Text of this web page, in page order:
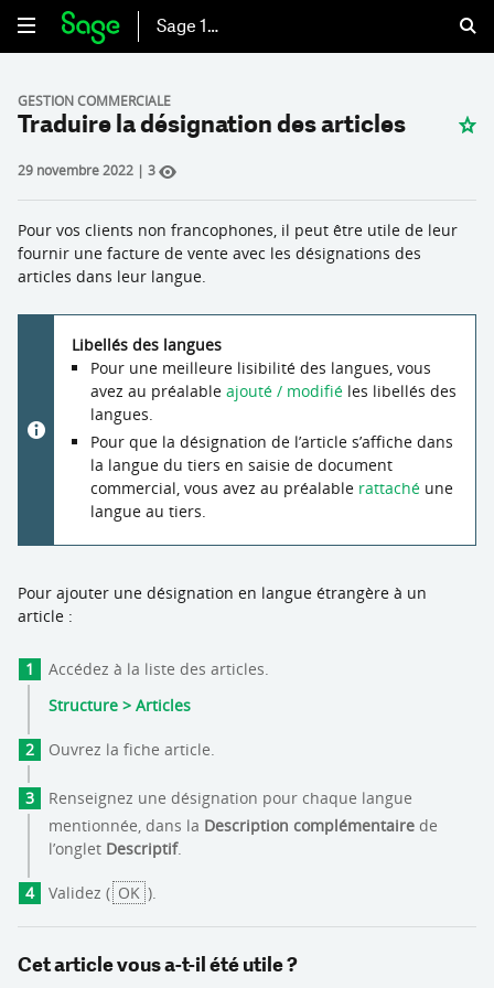
Sage 100
GESTION COMMERCIALE
Traduire la désignation des articles
29 novembre 2022 | 3
Pour vos clients non francophones, il peut être utile de leur
fournir une facture de vente avec les désignations des
articles dans leur langue.
Libellés des langues
Pour une meilleure lisibilité des langues, vous
avez au préalable ajouté / modifiéles libellés des
langues.
Pour que la désignation de l’article s’affiche dans
la langue du tiers en saisie de document
commercial, vous avez au préalable rattachéune
langue au tiers.
Pour ajouter une désignation en langue étrangère à un
article :
Accédez à la liste des articles.
Structure > Articles
Ouvrez la fiche article.
Renseignez une désignation pour chaque langue
mentionnée, dans la Description complémentaire de
l’onglet Descriptif.
Validez ( OK ).
Cet article vous a-t-il été utile ?